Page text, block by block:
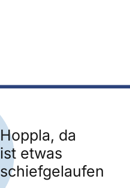
Hoppla, da
ist etwas
schiefgelaufen